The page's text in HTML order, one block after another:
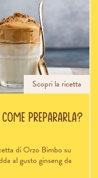
Scopri la ricetta
prepararla?
di Orzo Bimbo su
al gusto ginseng da